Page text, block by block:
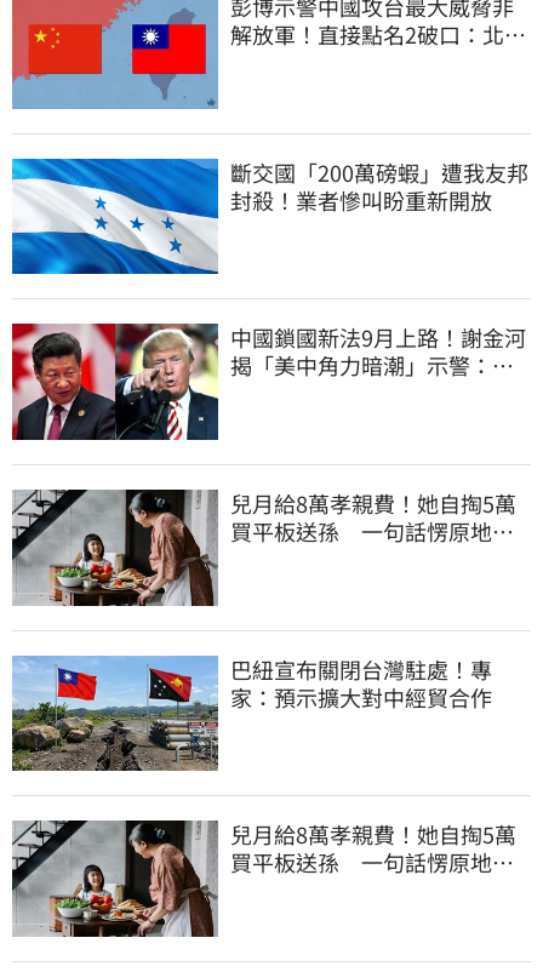
彭博示警中國攻台最大威脅非
解放軍！直接點名2破口：北京
斷交國「200萬磅蝦」遭我友邦
封殺！業者慘叫盼重新開放
中國鎖國新法9月上路！謝金河
揭「美中角力暗潮」示警：台
兒月給8萬孝親費！她自掏5萬
買平板送孫 一句話愣原地
巴紐宣布關閉台灣駐處！專
家：預示擴大對中經貿合作
兒月給8萬孝親費！她自掏5萬
買平板送孫 一句話愣原地